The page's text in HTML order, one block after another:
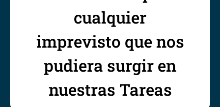
cualquier
imprevisto que nos
pudiera surgir en
nuestras Tareas